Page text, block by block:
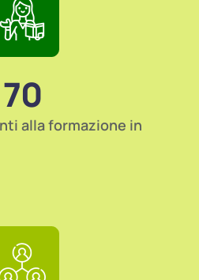
alla formazione in
70